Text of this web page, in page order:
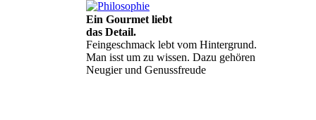
Ein Gourmet liebt
das Detail.
Feingeschmack lebt vom Hintergrund.
Man isst um zu wissen. Dazu gehören
Neugier und Genussfreude